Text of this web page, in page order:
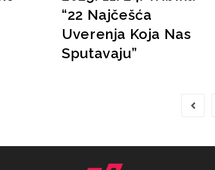
“22 Najčešća
Uverenja Koja Nas
Sputavaju”